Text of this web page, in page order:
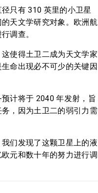
只有 310 英里的小卫星
天文学研究对象。欧洲航
调查。
使得土卫二成为天文学家
命出现必不可少的关键因
计将于 2040 年发射，旨
，因为土卫二的弱引力需
们发现了这颗卫星上的液
元和数十年的努力进行调